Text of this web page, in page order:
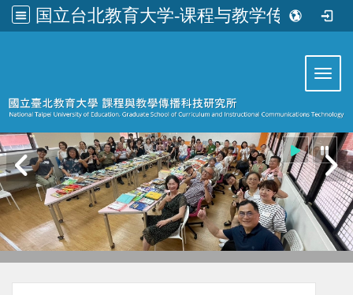
国立台北教育大学-课程与教学传播科技研究所